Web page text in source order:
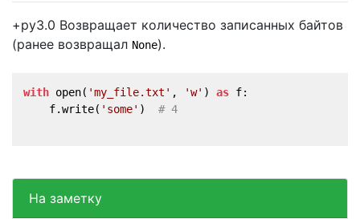
+py3.0 Возвращает количество записанных байтов
(ранее возвращал None).
with open( 'my_file.txt' , 'w' ) as f:
    f.write(
'some' ) # 4
На заметку